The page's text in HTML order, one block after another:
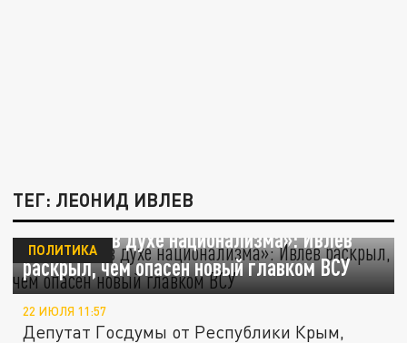
ТЕГ: ЛЕОНИД ИВЛЕВ
«Воспитан в духе национализма»: Ивлев
раскрыл, чем опасен новый главком ВСУ
ПОЛИТИКА
22 ИЮЛЯ 11:57
Депутат Госдумы от Республики Крым,